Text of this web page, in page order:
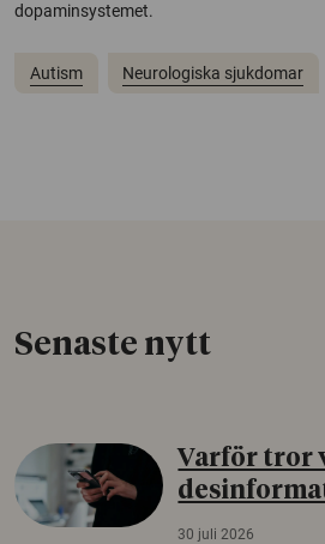
dopaminsystemet.
Autism Neurologiska sjukdomar
Senaste nytt
Varför tror
30 juli 2026